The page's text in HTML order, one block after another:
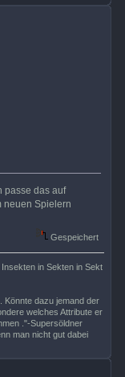
passe das auf
neuen Spielern
Gespeichert
in Sekten in Sekt
Könnte dazu jemand der
welches Attribute er
."-Supersöldner
man nicht gut dabei